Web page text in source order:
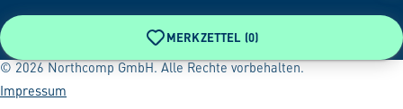
MERKZETTEL (0)
© 2026 Northcomp GmbH. Alle Rechte vorbehalten.
Impressum